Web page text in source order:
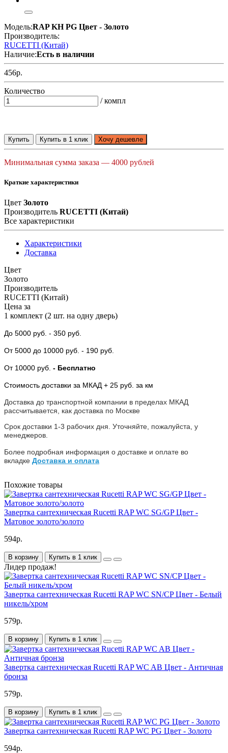
Модель:RAP KH PG Цвет - Золото
Производитель:
RUCETTI (Китай)
Наличие:Есть в наличии
456р.
Количество
/ компл
Купить Купить в 1 клик Хочу дешевле
Минимальная сумма заказа — 4000 рублей
Краткие характеристики
Цвет Золото
Производитель RUCETTI (Китай)
Все характеристики
Характеристики
Доставка
Цвет
Золото
Производитель
RUCETTI (Китай)
Цена за
1 комплект (2 шт. на одну дверь)
До 5000 руб. - 350 руб.
От 5000 до 10000 руб. - 190 руб.
От 10000 руб. - Бесплатно
Стоимость доставки за МКАД + 25 руб. за км
Доставка до транспортной компании в пределах МКАД
рассчитывается, как доставка по Москве
Срок доставки 1-3 рабочих дня. Уточняйте, пожалуйста, у
менеджеров.
Более подробная информация о доставке и оплате во
вкладке Доставка и оплата
Похожие товары
Завертка сантехническая Rucetti RAP WC SG/GP Цвет -
Матовое золото/золото
594р.
В корзину Купить в 1 клик
Лидер продаж!
Завертка сантехническая Rucetti RAP WC SN/CP Цвет - Белый
никель/хром
579р.
В корзину Купить в 1 клик
Завертка сантехническая Rucetti RAP WC AB Цвет - Античная
бронза
579р.
В корзину Купить в 1 клик
Завертка сантехническая Rucetti RAP WC PG Цвет - Золото
594р.